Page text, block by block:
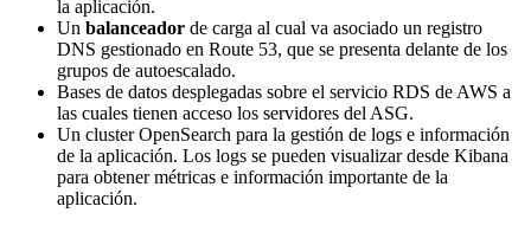
la aplicación.
Un balanceador de carga al cual va asociado un registro
DNS gestionado en Route 53, que se presenta delante de los
grupos de autoescalado.
Bases de datos desplegadas sobre el servicio RDS de AWS a
las cuales tienen acceso los servidores del ASG.
Un cluster OpenSearch para la gestión de logs e información
de la aplicación. Los logs se pueden visualizar desde Kibana
para obtener métricas e información importante de la
aplicación.